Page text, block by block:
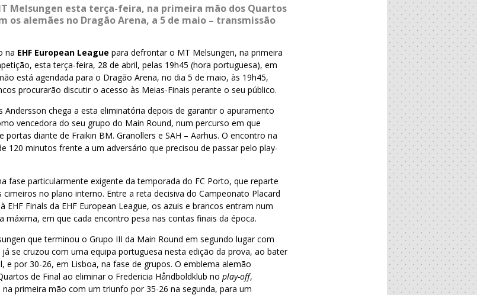
Melsungen esta terça-feira, na primeira mão dos Quartos
os alemães no Dragão Arena, a 5 de maio – transmissão
na EHF European League para defrontar o MT Melsungen, na primeira
esta terça-feira, 28 de abril, pelas 19h45 (hora portuguesa), em
está agendada para o Dragão Arena, no dia 5 de maio, às 19h45,
procurarão discutir o acesso às Meias-Finais perante o seu público.
chega a esta eliminatória depois de garantir o apuramento
vencedora do seu grupo do Main Round, num percurso em que
diante de Fraikin BM. Granollers e SAH – Aarhus. O encontro na
120 minutos frente a um adversário que precisou de passar pelo play-
fase particularmente exigente da temporada do FC Porto, que reparte
no plano interno. Entre a reta decisiva do Campeonato Placard
EHF Finals da EHF European League, os azuis e brancos entram num
máxima, em que cada encontro pesa nas contas finais da época.
que terminou o Grupo III da Main Round em segundo lugar com
se cruzou com uma equipa portuguesa nesta edição da prova, ao bater
e por 30-26, em Lisboa, na fase de grupos. O emblema alemão
de Final ao eliminar o Fredericia Håndboldklub noplay-off,
primeira mão com um triunfo por 35-26 na segunda, para um